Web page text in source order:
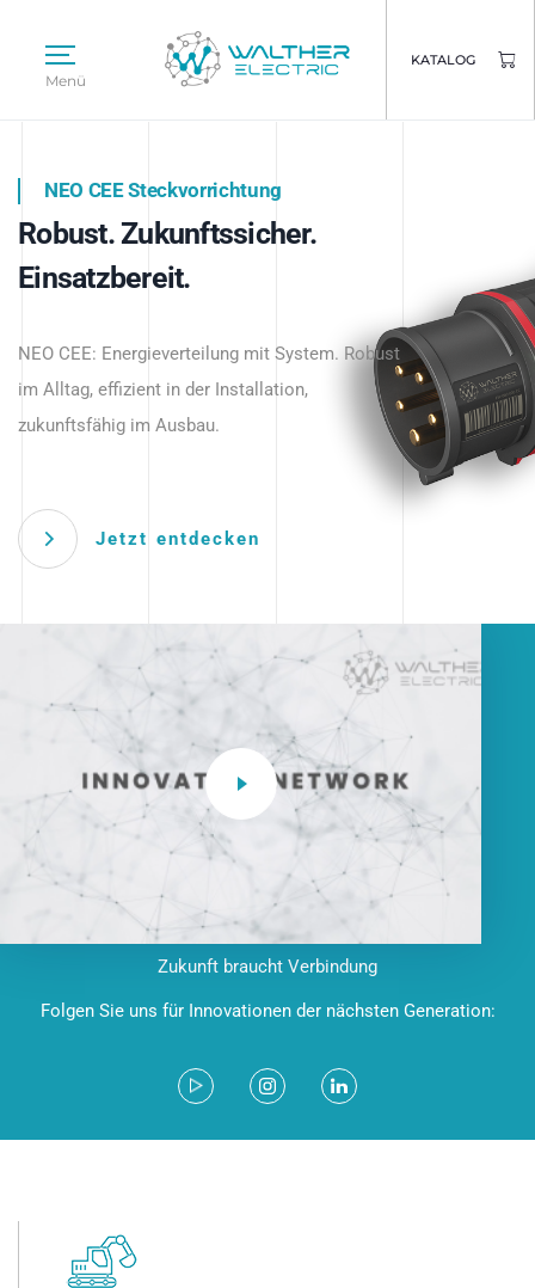
Menü
KATALOG
Intelligente Stromverteilung
beginnt hier.
NEO CEE Steckvorrichtung
Robust. Zukunftssicher.
Einsatzbereit.
NEO CEE: Energieverteilung mit System. Robust
im Alltag, effizient in der Installation,
zukunftsfähig im Ausbau.
Jetzt entdecken
Intelligenz trifft Energie.
Anwendungen – robust, IP-geschützt und
zukunftsfähig.
Zukunft braucht Verbindung
Folgen Sie uns für Innovationen der nächsten Generation: